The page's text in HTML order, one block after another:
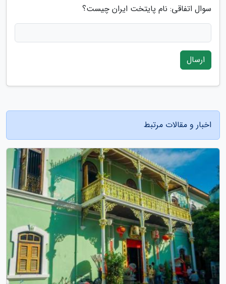
سوال اتفاقی: نام پایتخت ایران چیست؟
ارسال
اخبار و مقالات مرتبط